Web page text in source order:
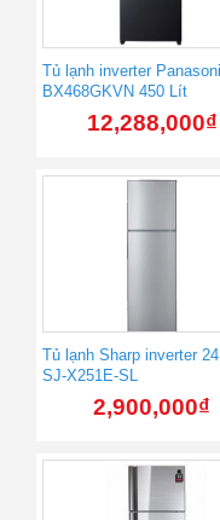
Tủ lạnh inverter
BX468GKVN 450 Lít
12,288,000₫
Tủ lạnh Sharp inverter
SJ-X251E-SL
2,900,000₫